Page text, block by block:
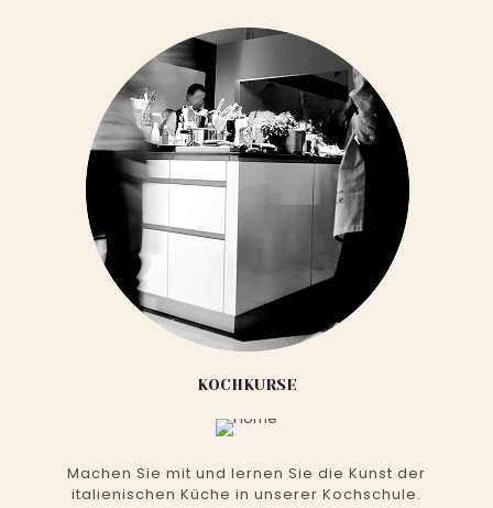
KOCHKURSE
Machen Sie mit und lernen Sie die Kunst der
italienischen Küche in unserer Kochschule.